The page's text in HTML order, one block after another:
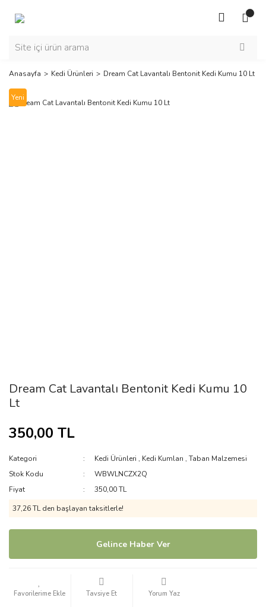
Anasayfa Kedi Ürünleri Dream Cat Lavantalı Bentonit Kedi Kumu 10 Lt
Yeni
Dream Cat Lavantalı Bentonit Kedi Kumu 10
Lt
350,00 TL
Kategori Kedi Ürünleri , Kedi Kumları,Taban Malzemesi
Stok Kodu
WBWLNCZX2Q
Fiyat
350,00 TL
37,26 TL den başlayan taksitlerle!
Gelince Haber Ver
Tavsiye Et Yorum Yaz